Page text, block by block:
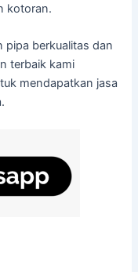
kotoran.
pipa berkualitas dan
terbaik kami
mendapatkan jasa